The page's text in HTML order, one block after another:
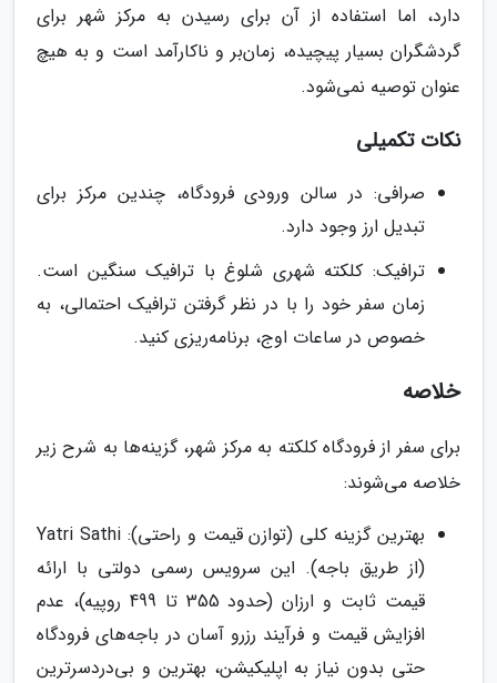
دارد، اما استفاده از آن برای رسیدن به مرکز شهر برای
گردشگران بسیار پیچیده، زمان‌بر و ناکارآمد است و به هیچ
عنوان توصیه نمی‌شود.
نکات تکمیلی
صرافی: در سالن ورودی فرودگاه، چندین مرکز برای
تبدیل ارز وجود دارد.
ترافیک: کلکته شهری شلوغ با ترافیک سنگین است.
زمان سفر خود را با در نظر گرفتن ترافیک احتمالی، به
خصوص در ساعات اوج، برنامه‌ریزی کنید.
خلاصه
برای سفر از فرودگاه کلکته به مرکز شهر، گزینه‌ها به شرح زیر
خلاصه می‌شوند:
بهترین گزینه کلی (توازن قیمت و راحتی): Yatri Sathi
(از طریق باجه). این سرویس رسمی دولتی با ارائه
قیمت ثابت و ارزان (حدود 355 تا 499 روپیه)، عدم
افزایش قیمت و فرآیند رزرو آسان در باجه‌های فرودگاه
حتی بدون نیاز به اپلیکیشن، بهترین و بی‌دردسرترین